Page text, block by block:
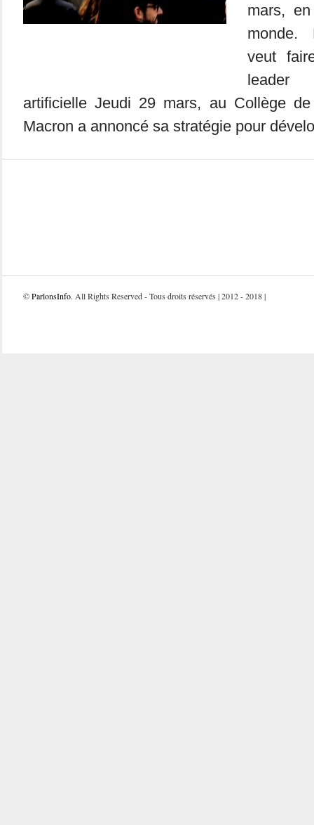
mars,
monde.
veut
leader
artificielle Jeudi 29 mars, au Collège
Macron a annoncé sa stratégie pour
©ParlonsInfo. All Rights Reserved - Tous droits réservés | 2012 - 2018 |